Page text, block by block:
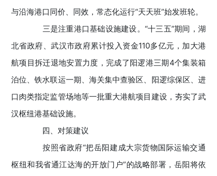
与沿海港口同价、同效，常态化运行“天天班”始发班轮。
三是注重港口基础设施建设。“十三五”期间，湖
北省政府、武汉市政府累计投入资金110多亿元，加大港
航项目拆迁退地安置力度，完成了阳逻港三期4个集装箱
泊位、铁水联运一期、海关集中查验区、阳逻综保区、进
口肉类指定监管场地等一批重大港航项目建设，夯实了武
汉枢纽港基础设施。
四、对策建议
按照省政府“把岳阳建成大宗货物国际运输交通
枢纽和我省通江达海的开放门户”的战略部署，岳阳将依